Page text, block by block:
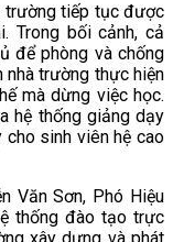
tiếp tục được
Trong bối cảnh, cả
để phòng và chống
nhà trường thực hiện
mà dừng việc học.
hệ thống giảng dạy
sinh viên hệ cao
Sơn, Phó Hiệu
thống đào tạo trực